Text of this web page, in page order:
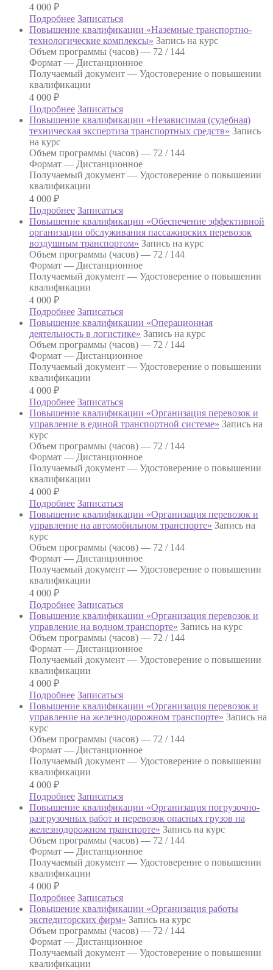
4 000 ₽
Подробнее Записаться
Повышение квалификации «Наземные транспортно-
технологические комплексы» Запись на курс
Объем программы (часов) — 72 / 144
Формат — Дистанционное
Получаемый документ — Удостоверение о повышении
квалификации
4 000 ₽
Подробнее Записаться
Повышение квалификации «Независимая (судебная)
техническая экспертиза транспортных средств» Запись
на курс
Объем программы (часов) — 72 / 144
Формат — Дистанционное
Получаемый документ — Удостоверение о повышении
квалификации
4 000 ₽
Подробнее Записаться
Повышение квалификации «Обеспечение эффективной
организации обслуживания пассажирских перевозок
воздушным транспортом» Запись на курс
Объем программы (часов) — 72 / 144
Формат — Дистанционное
Получаемый документ — Удостоверение о повышении
квалификации
4 000 ₽
Подробнее Записаться
Повышение квалификации «Операционная
деятельность в логистике» Запись на курс
Объем программы (часов) — 72 / 144
Формат — Дистанционное
Получаемый документ — Удостоверение о повышении
квалификации
4 000 ₽
Подробнее Записаться
Повышение квалификации «Организация перевозок и
управление в единой транспортной системе» Запись на
курс
Объем программы (часов) — 72 / 144
Формат — Дистанционное
Получаемый документ — Удостоверение о повышении
квалификации
4 000 ₽
Подробнее Записаться
Повышение квалификации «Организация перевозок и
управление на автомобильном транспорте» Запись на
курс
Объем программы (часов) — 72 / 144
Формат — Дистанционное
Получаемый документ — Удостоверение о повышении
квалификации
4 000 ₽
Подробнее Записаться
Повышение квалификации «Организация перевозок и
управление на водном транспорте» Запись на курс
Объем программы (часов) — 72 / 144
Формат — Дистанционное
Получаемый документ — Удостоверение о повышении
квалификации
4 000 ₽
Подробнее Записаться
Повышение квалификации «Организация перевозок и
управление на железнодорожном транспорте» Запись на
курс
Объем программы (часов) — 72 / 144
Формат — Дистанционное
Получаемый документ — Удостоверение о повышении
квалификации
4 000 ₽
Подробнее Записаться
Повышение квалификации «Организация погрузочно-
разгрузочных работ и перевозок опасных грузов на
железнодорожном транспорте» Запись на курс
Объем программы (часов) — 72 / 144
Формат — Дистанционное
Получаемый документ — Удостоверение о повышении
квалификации
4 000 ₽
Подробнее Записаться
Повышение квалификации «Организация работы
экспедиторских фирм» Запись на курс
Объем программы (часов) — 72 / 144
Формат — Дистанционное
Получаемый документ — Удостоверение о повышении
квалификации